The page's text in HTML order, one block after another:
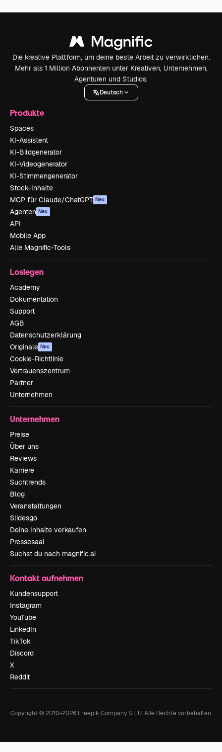
Die kreative Plattform, um deine beste Arbeit zu verwirklichen.
Mehr als 1 Million Abonnenten unter Kreativen, Unternehmen,
Agenturen und Studios.
Deutsch
Produkte
Spaces
KI-Assistent
KI-Bildgenerator
KI-Videogenerator
KI-Stimmengenerator
Stock-Inhalte
MCP für Claude/ChatGPT Neu
Agenten Neu
API
Mobile App
Alle Magnific-Tools
Loslegen
Academy
Dokumentation
Support
AGB
Datenschutzerklärung
Originale Neu
Cookie-Richtlinie
Vertrauenszentrum
Partner
Unternehmen
Unternehmen
Preise
Über uns
Reviews
Karriere
Suchtrends
Blog
Veranstaltungen
Slidesgo
Deine Inhalte verkaufen
Pressesaal
Suchst du nach magnific.ai
Kontakt aufnehmen
Kundensupport
Instagram
YouTube
LinkedIn
TikTok
Discord
X
Reddit
Copyright © 2010-2026Freepik Company S.L.U. Alle Rechte vorbehalten.